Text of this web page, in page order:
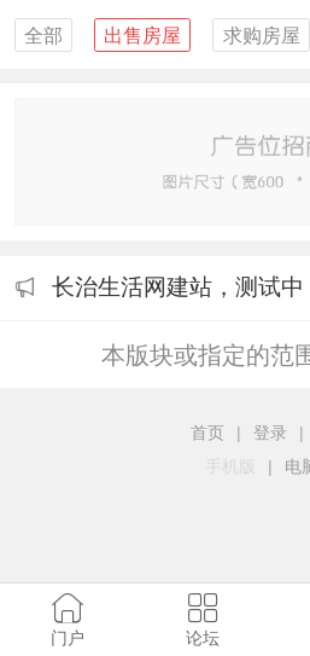
全部 出售房屋 求购房屋
长治生活网建站，测试中
本版块或指定的范
首页 | 登录 |
手机版
| 电
门户 论坛